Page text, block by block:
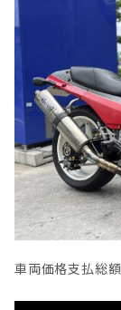
車両価格支払総額